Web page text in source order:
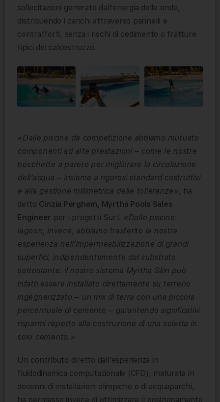
sollecitazioni generate dall’energia delle onde,
distribuendo i carichi attraverso pannelli e
contrafforti, senza i rischi di cedimento o fratture
tipici del calcestruzzo.
«Dalle piscine da competizione abbiamo mutuato
componenti ad alte prestazioni – come le nostre
bocchette a parete per migliorare la circolazione
dell’acqua – insieme a rigorosi standard costruttivi
e alla gestione millimetrica delle tolleranze», ha
detto Cinzia Perghem, Myrtha Pools Sales
Engineer per i progetti Surf. «Dalle piscine
lagoon, invece, abbiamo trasferito la nostra
esperienza nell’impermeabilizzazione di grandi
superfici, indipendentemente dal substrato
sottostante: il nostro sistema Myrtha Skin può
infatti essere installato direttamente su terreno
ingegnerizzato – un mix di terra con una piccola
percentuale di cemento – garantendo significativi
risparmi rispetto alla costruzione di una soletta in
solo cemento.»
Un contributo diretto dall’esperienza in
fluidodinamica computazionale (CFD), maturata in
decenni di installazioni olimpiche e di acquaparchi,
ha permesso invece di ottimizzare il posizionamento